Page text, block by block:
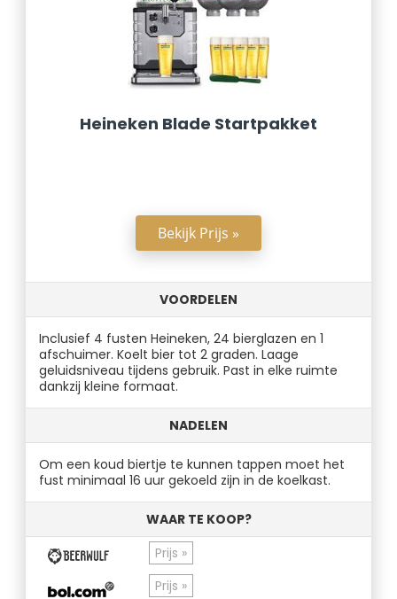
Heineken Blade Startpakket
Bekijk Prijs »
VOORDELEN
Inclusief 4 fusten Heineken, 24 bierglazen en 1
afschuimer. Koelt bier tot 2 graden. Laage
geluidsniveau tijdens gebruik. Past in elke ruimte
dankzij kleine formaat.
NADELEN
Om een koud biertje te kunnen tappen moet het
fust minimaal 16 uur gekoeld zijn in de koelkast.
WAAR TE KOOP?
Prijs »
Prijs »